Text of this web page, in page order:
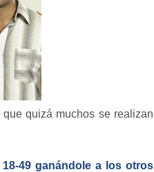
quizá muchos se realizan
49 ganándole a los otros